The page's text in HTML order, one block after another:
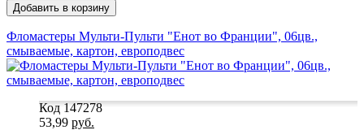
Добавить в корзину
Фломастеры Мульти-Пульти "Енот во Франции", 06цв.,
смываемые, картон, европодвес
Код 147278
53,99 руб.